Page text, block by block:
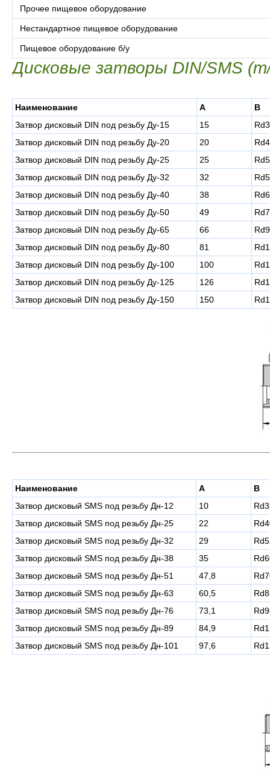
Прочее пищевое оборудование
Нестандартное пищевое оборудование
Пищевое оборудование б/у
Дисковые затворы DIN/SMS
Наименование A
B
Затвор дисковый DIN под резьбу Ду-15
15
Затвор дисковый DIN под резьбу Ду-20
20
Затвор дисковый DIN под резьбу Ду-25
25
Затвор дисковый DIN под резьбу Ду-32
32
Затвор дисковый DIN под резьбу Ду-40
38
Затвор дисковый DIN под резьбу Ду-50
49
Затвор дисковый DIN под резьбу Ду-65
66
Затвор дисковый DIN под резьбу Ду-80
81
Затвор дисковый DIN под резьбу Ду-100
100
Затвор дисковый DIN под резьбу Ду-125
126
Затвор дисковый DIN под резьбу Ду-150
150
Наименование A
B
Затвор дисковый SMS под резьбу Дн-12
10
Затвор дисковый SMS под резьбу Дн-25
22
Затвор дисковый SMS под резьбу Дн-32
29
Затвор дисковый SMS под резьбу Дн-38
35
Затвор дисковый SMS под резьбу Дн-51
47,8
Затвор дисковый SMS под резьбу Дн-63
60,5
Затвор дисковый SMS под резьбу Дн-76
73,1
Затвор дисковый SMS под резьбу Дн-89
84,9
Затвор дисковый SMS под резьбу Дн-101
97,6